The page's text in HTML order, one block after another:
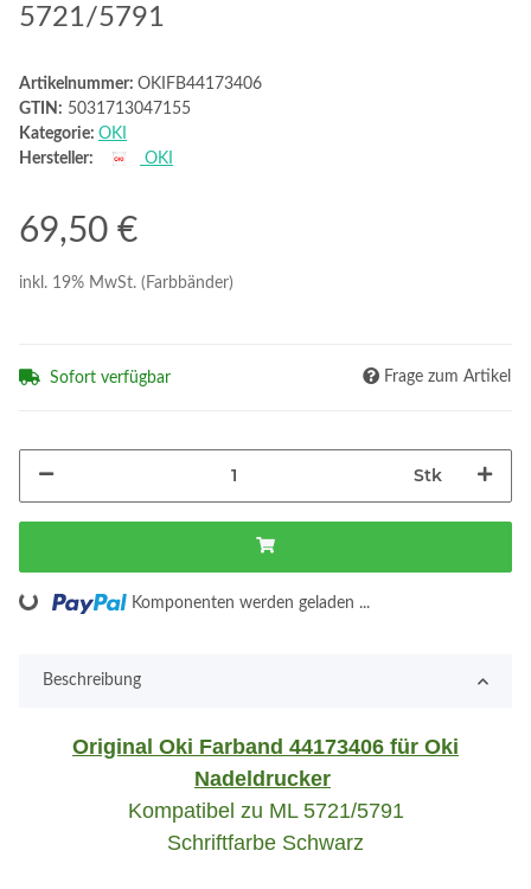
5721/5791
Artikelnummer: OKIFB44173406
GTIN: 5031713047155
Kategorie: OKI
Hersteller:
OKI
69,50 €
inkl. 19% MwSt. (Farbbänder)
Sofort verfügbar Frage zum Artikel
Stk
Loading... Komponenten werden geladen ...
Beschreibung
Original Oki Farband 44173406 für Oki
Nadeldrucker
Kompatibel zu ML 5721/5791
Schriftfarbe Schwarz